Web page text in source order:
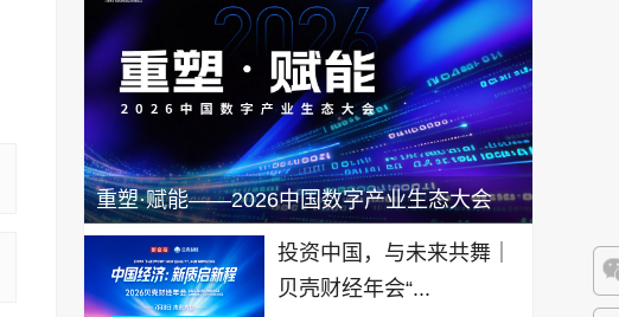
微
重塑·赋能——2026中国数字产业生态大会
投资中国，与未来共舞｜
贝壳财经年会“...